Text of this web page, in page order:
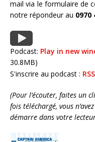
mail via le formulaire de
notre répondeur au 0970
Podcast: Play in new
30.8MB)
S'inscrire au podcast : RSS
(Pour l’écouter, faites un
fois téléchargé, vous
démarre dans votre